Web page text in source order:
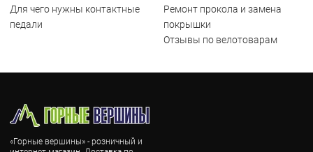
Для чего нужны контактные
педали
Ремонт прокола и замена
покрышки
Отзывы по велотоварам
«Горные вершины» - розничный и